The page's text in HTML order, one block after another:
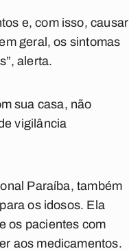
e, com isso, causar
geral, os sintomas
alerta.
sua casa, não
vigilância
Paraíba, também
os idosos. Ela
os pacientes com
aos medicamentos.